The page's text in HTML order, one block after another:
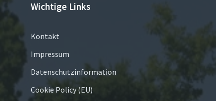
Wichtige Links
Kontakt
Impressum
Datenschutzinformation
Cookie Policy (EU)